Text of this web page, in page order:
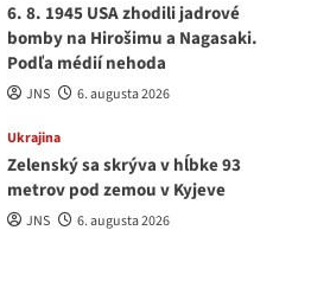
6. 8. 1945 USA zhodili jadrové
bomby na Hirošimu a Nagasaki.
Podľa médií nehoda
JNS 6. augusta 2026
Ukrajina
Zelenský sa skrýva v hĺbke 93
metrov pod zemou v Kyjeve
JNS 6. augusta 2026